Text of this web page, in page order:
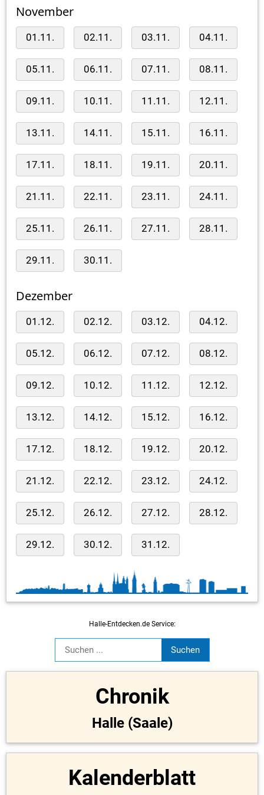
November
01.11. 02.11. 03.11. 04.11.
05.11. 06.11. 07.11. 08.11.
09.11. 10.11. 11.11. 12.11.
13.11. 14.11. 15.11. 16.11.
17.11. 18.11. 19.11. 20.11.
21.11. 22.11. 23.11. 24.11.
25.11. 26.11. 27.11. 28.11.
29.11. 30.11.
Dezember
01.12. 02.12. 03.12. 04.12.
05.12. 06.12. 07.12. 08.12.
09.12. 10.12. 11.12. 12.12.
13.12. 14.12. 15.12. 16.12.
17.12. 18.12. 19.12. 20.12.
21.12. 22.12. 23.12. 24.12.
25.12. 26.12. 27.12. 28.12.
29.12. 30.12. 31.12.
Halle-Entdecken.de Service:
Chronik
Halle (Saale)
Kalenderblatt